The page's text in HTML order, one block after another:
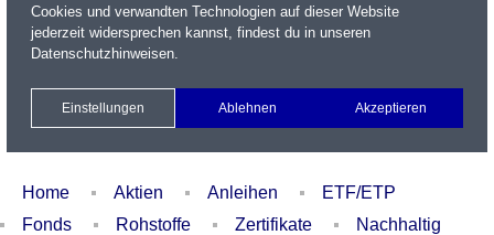
Name / WKN / ISIN / Kürzel
Xetra Realtime
Watchlist Portfolio Login
Home Aktien Anleihen
ETF/ETP
Fonds
Rohstoffe Zertifikate
Nachhaltig
Cookies und verwandten Technologien auf dieser Website
jederzeit widersprechen kannst, findest du in unseren
Datenschutzhinweisen.
Einstellungen Ablehnen Akzeptieren